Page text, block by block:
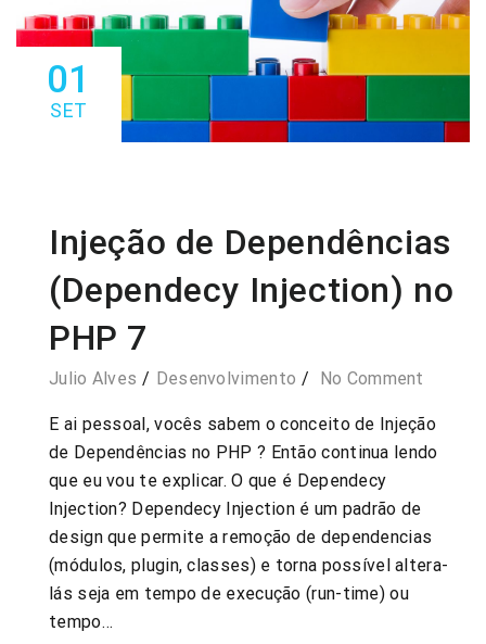
01
SET
Injeção de Dependências
(Dependecy Injection) no
PHP 7
Julio Alves Desenvolvimento No Comment
E ai pessoal, vocês sabem o conceito de Injeção
de Dependências no PHP ? Então continua lendo
que eu vou te explicar. O que é Dependecy
Injection? Dependecy Injection é um padrão de
design que permite a remoção de dependencias
(módulos, plugin, classes) e torna possível altera-
lás seja em tempo de execução (run-time) ou
tempo…